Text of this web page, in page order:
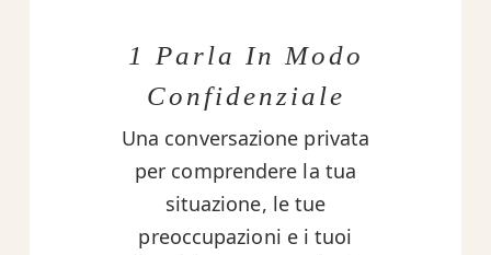
1 Parla In Modo
Confidenziale
Una conversazione privata
per comprendere la tua
situazione, le tue
preoccupazioni e i tuoi